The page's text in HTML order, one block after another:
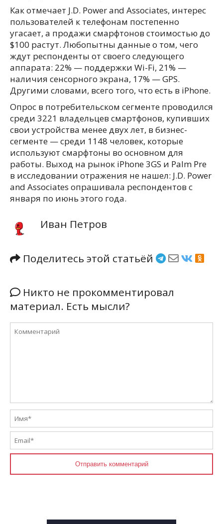
Как отмечает J.D. Power and Associates, интерес
пользователей к телефонам постепенно
угасает, а продажи смарфтонов стоимостью до
$100 растут. Любопытны данные о том, чего
ждут респонденты от своего следующего
аппарата: 22% — поддержки Wi-Fi, 21% —
наличия сенсорного экрана, 17% — GPS.
Другими словами, всего того, что есть в iPhone.
Опрос в потребительском сегменте проводился
среди 3221 владельцев смартфонов, купивших
свои устройства менее двух лет, в бизнес-
сегменте — среди 1148 человек, которые
используют смарфтоны во основном для
работы. Выход на рынок iPhone 3GS и Palm Pre
в исследовании отражения не нашел: J.D. Power
and Associates опрашивала респондентов с
января по июнь этого года.
Иван Петров
Поделитесь этой статьёй
Никто не прокомментировал
материал. Есть мысли?